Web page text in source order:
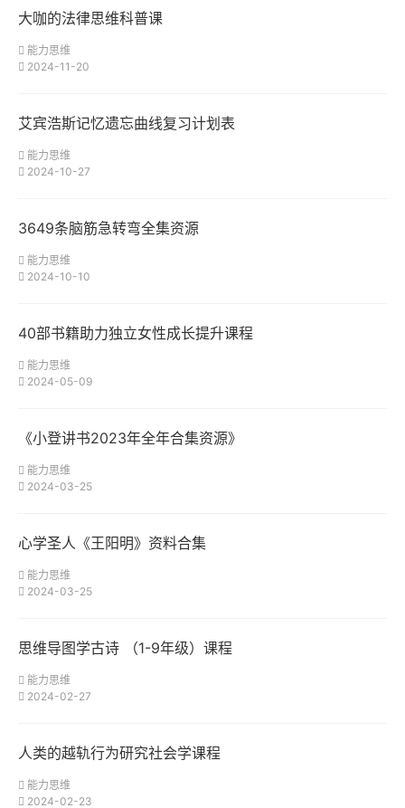
大咖的法律思维科普课
能力思维
2024-11-20
艾宾浩斯记忆遗忘曲线复习计划表
能力思维
2024-10-27
3649条脑筋急转弯全集资源
能力思维
2024-10-10
40部书籍助力独立女性成长提升课程
能力思维
2024-05-09
《小登讲书2023年全年合集资源》
能力思维
2024-03-25
心学圣人《王阳明》资料合集
能力思维
2024-03-25
思维导图学古诗 （1-9年级）课程
能力思维
2024-02-27
人类的越轨行为研究社会学课程
能力思维
2024-02-23